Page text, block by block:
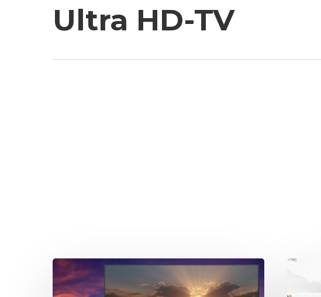
Ultra HD-TV